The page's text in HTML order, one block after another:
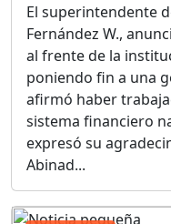
El superintendente
Fernández W.,
al frente de la
poniendo fin a una
afirmó haber
sistema financiero
expresó su
Abinad...